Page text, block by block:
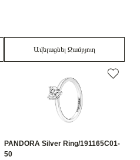
Ավելացնել Զամբյուղ
PANDORA Silver Ring/191165C01-
50